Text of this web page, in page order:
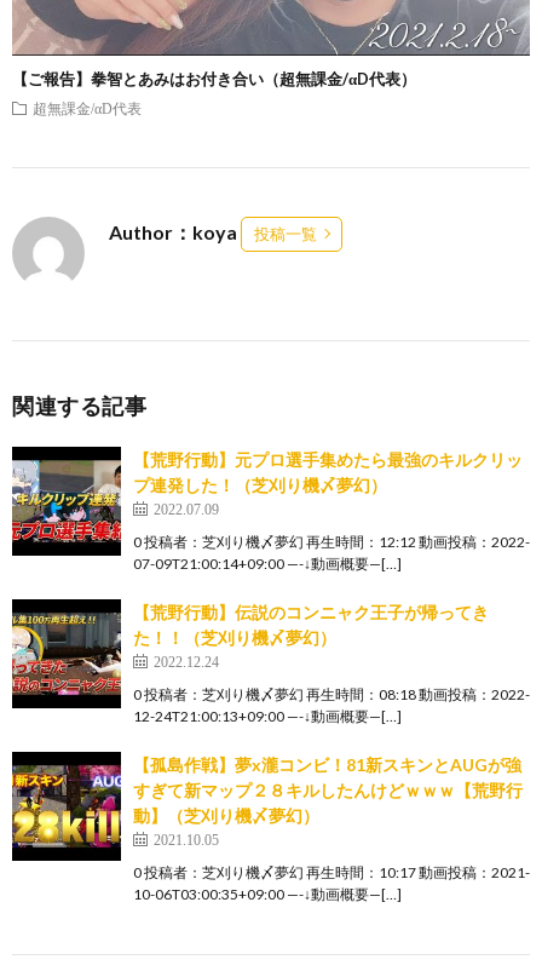
【ご報告】拳智とあみはお付き合い（超無課金/αD代表）
超無課金/αD代表
Author：koya 投稿一覧
関連する記事
【荒野行動】元プロ選手集めたら最強のキルクリッ
プ連発した！（芝刈り機〆夢幻）
2022.07.09
0 投稿者：芝刈り機〆夢幻 再生時間：12:12 動画投稿：2022-
07-09T21:00:14+09:00 —-↓動画概要—[…]
【荒野行動】伝説のコンニャク王子が帰ってき
た！！（芝刈り機〆夢幻）
2022.12.24
0 投稿者：芝刈り機〆夢幻 再生時間：08:18 動画投稿：2022-
12-24T21:00:13+09:00 —-↓動画概要—[…]
【孤島作戦】夢x瀧コンビ！81新スキンとAUGが強
すぎて新マップ２８キルしたんけどｗｗｗ【荒野行
動】（芝刈り機〆夢幻）
2021.10.05
0 投稿者：芝刈り機〆夢幻 再生時間：10:17 動画投稿：2021-
10-06T03:00:35+09:00 —-↓動画概要—[…]